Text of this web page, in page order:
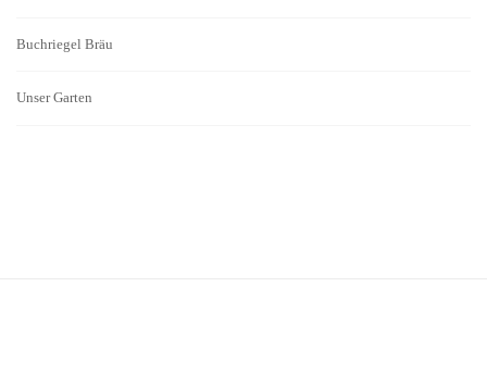
Buchriegel Bräu
Unser Garten